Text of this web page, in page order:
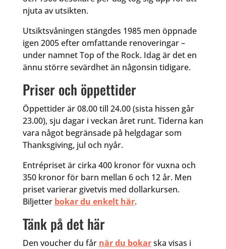
njuta av utsikten.
Utsiktsvåningen stängdes 1985 men öppnade
igen 2005 efter omfattande renoveringar –
under namnet Top of the Rock. Idag är det en
ännu större sevärdhet än någonsin tidigare.
Priser och öppettider
Öppettider är 08.00 till 24.00 (sista hissen går
23.00), sju dagar i veckan året runt. Tiderna kan
vara något begränsade på helgdagar som
Thanksgiving, jul och nyår.
Entrépriset är cirka 400 kronor för vuxna och
350 kronor för barn mellan 6 och 12 år. Men
priset varierar givetvis med dollarkursen.
Biljetter bokar du enkelt här.
Tänk på det här
Den voucher du får när du bokarska visas i